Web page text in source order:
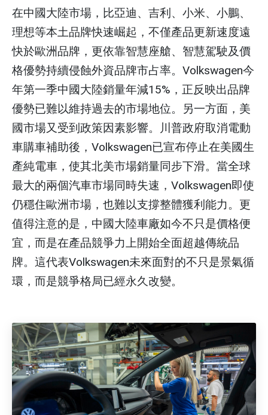
在中國大陸市場，比亞迪、吉利、小米、小鵬、
理想等本土品牌快速崛起，不僅產品更新速度遠
快於歐洲品牌，更依靠智慧座艙、智慧駕駛及價
格優勢持續侵蝕外資品牌市占率。Volkswagen今
年第一季中國大陸銷量年減15%，正反映出品牌
優勢已難以維持過去的市場地位。另一方面，美
國市場又受到政策因素影響。川普政府取消電動
車購車補助後，Volkswagen已宣布停止在美國生
產純電車，使其北美市場銷量同步下滑。當全球
最大的兩個汽車市場同時失速，Volkswagen即使
仍穩住歐洲市場，也難以支撐整體獲利能力。更
值得注意的是，中國大陸車廠如今不只是價格便
宜，而是在產品競爭力上開始全面超越傳統品
牌。這代表Volkswagen未來面對的不只是景氣循
環，而是競爭格局已經永久改變。